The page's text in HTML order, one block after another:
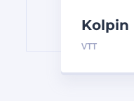
Kolpin
pliant
VTT